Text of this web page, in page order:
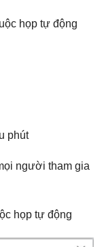
họp tự động
phút
người tham gia
họp tự động